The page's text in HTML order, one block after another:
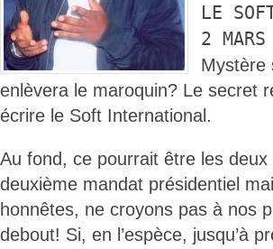
LE
2
Mystère
enlèvera le maroquin? Le secret
écrire le Soft International.
Au fond, ce pourrait être les
deuxième mandat présidentiel
honnêtes, ne croyons pas à nos
debout! Si, en l’espèce, jusqu’à